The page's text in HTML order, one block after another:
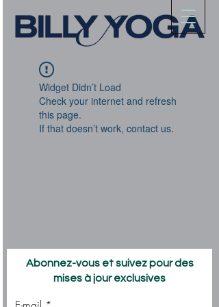
Widget Didn’t Load
Check your internet and refresh
this page.
If that doesn’t work, contact us.
Abonnez-vous et suivez pour des
mises à jour exclusives